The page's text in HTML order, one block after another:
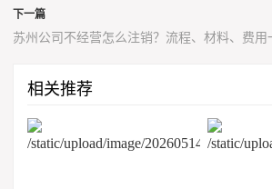
下一篇
苏州公司不经营怎么注销？流程、材料、费用
相关推荐